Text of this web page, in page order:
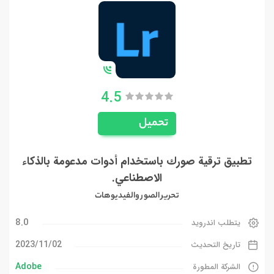
4.5
تحميل
تطبيق ترقية صورك باستخدام أدوات مدعومة بالذكاء
الاصطناعي.
تحرير الصور والفيديوهات
يتطلب اندرويد 8.0
تاريخ التحديث 02‏/11‏/2023
الشركة المطورة Adobe